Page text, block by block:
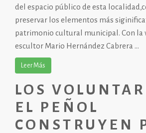
del espacio público de esta
preservar los elementos más
patrimonio cultural municipal. Con la
escultor Mario Hernández Cabrera ...
Leer Más
LOS
EL PEÑOL
CONSTRUYEN